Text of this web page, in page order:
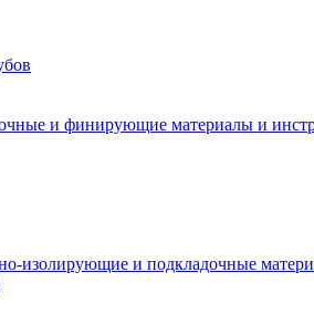
и финирующие материалы и
изолирующие и подкладочные